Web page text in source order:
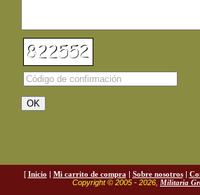
[ Inicio | Mi carrito de compra | Sobre nosotros|
Copyright © 2005 - 2026, Militaria